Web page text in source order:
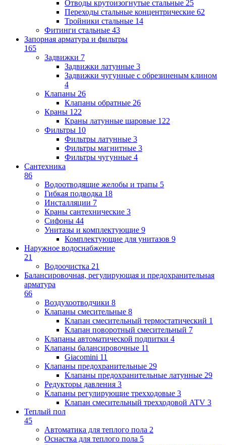
Отводы крутоизогнутые стальные 25
Переходы стальные концентрические 62
Тройники стальные 14
Фитинги стальные 43
Запорная арматура и фильтры
165
Задвижки 7
Задвижки латунные 3
Задвижки чугунные с обрезиненым клином
4
Клапаны 26
Клапаны обратные 26
Краны 122
Краны латунные шаровые 122
Фильтры 10
Фильтры латунные 3
Фильтры магнитные 3
Фильтры чугунные 4
Сантехника
86
Водоотводящие желобы и трапы 5
Гибкая подводка 18
Инсталляции 7
Краны сантехнические 3
Сифоны 44
Унитазы и комплектующие 9
Комплектующие для унитазов 9
Наружное водоснабжение
21
Водоочистка 21
Балансировочная, регулирующая и предохранительная
арматура
66
Воздухоотводчики 8
Клапаны cмесительные 8
Клапан cмесительный термостатический 1
Клапан поворотный cмесительный 7
Клапаны автоматической подпитки 4
Клапаны балансировочные 11
Giacomini 11
Клапаны предохранительные 29
Клапаны предохранительные латунные 29
Редукторы давления 3
Клапаны регулирующие трехходовые 3
Клапан смесительный трехходовой ATV 3
Теплый пол
45
Автоматика для теплого пола 2
Оснастка для теплого пола 5